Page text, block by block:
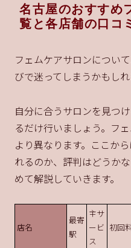
名古屋のおすすめ
覧と各店舗の口コ
フェムケアサロンについ
びで迷ってしまうかもしれ
自分に合うサロンを見つ
るだけ行いましょう。フ
より異なります。ここか
れるのか、評判はどうか
めて解説していきます。
店名
最寄
駅
主サ
ービ
ス
初回